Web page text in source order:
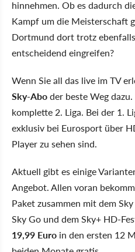
hinnehmen. Ob es dadurch
Kampf um die Meisterschaft
Dortmund dort trotz
entscheidend eingreifen?
Wenn Sie all das live im TV
Sky-Aboder beste Weg
komplette 2. Liga. Bei der 1.
exklusiv bei Eurosport über
Player zu sehen sind.
Aktuell gibt es einige
Angebot. Allen voran
Paket zusammen mit dem
Sky Go und dem Sky+ HD-
19,99 Euro in den ersten 12